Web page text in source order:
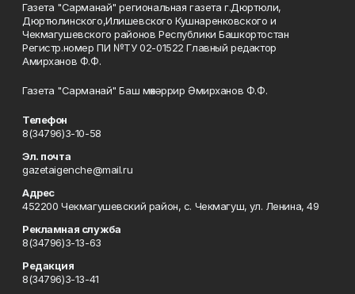
Газета "Сарманай" региональная газета г.Дюртюли,
Дюртюлинского,Илишевского Кушнаренковского и
Чекмагушевского районов Республики Башкортостан
Регистр.номер ПИ №ТУ 02-01522 Главный редактор
Амирханов Ф.Ф.
Газета "Сарманай" Баш мөхәррир Әмирханов Ф.Ф.
Телефон
8(34796)3-10-58
Эл. почта
gazetaigenche@mail.ru
Адрес
452200 Чекмагушевский район, с. Чекмагуш, ул. Ленина, 49
Рекламная служба
8(34796)3-13-63
Редакция
8(34796)3-13-41